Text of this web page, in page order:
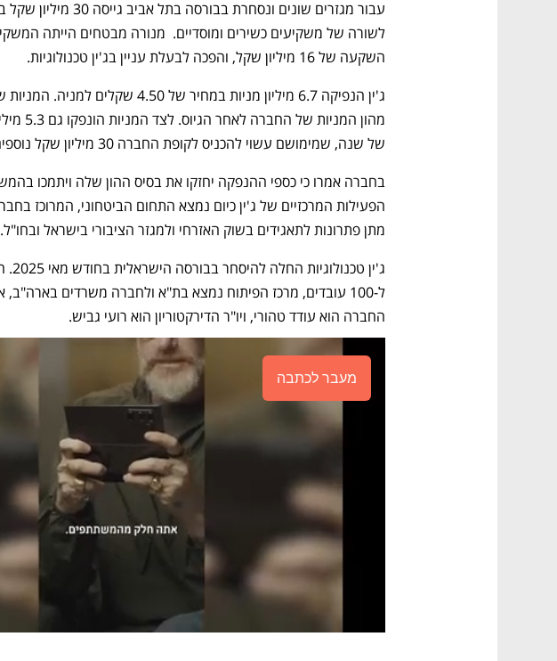
השקעה של 16 מיליון שקל, והפכה לבעלת עניין בג'ין טכנולוגיות.
של שנה, שמימושם עשוי להכניס לקופת החברה 30 מיליון שקל נוספים.
מתן פתרונות לתאגידים בשוק האזרחי ולמגזר הציבורי בישראל ובחו"ל.
החברה הוא עודד טהורי, ויו"ר הדירקטוריון הוא רועי גביש.
מעבר לכתבה